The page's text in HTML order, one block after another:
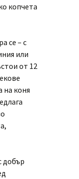
копчета
се – с
или
от 12
на коня
добър